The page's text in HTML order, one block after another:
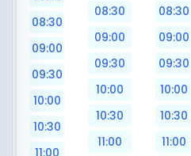
08:30
09:00
09:30
10:00
10:30
11:00
08:30
09:00
09:30
10:00
10:30
11:00
08:30
09:00
09:30
10:00
10:30
11:00